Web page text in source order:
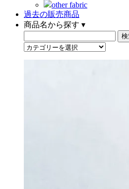
other fabric
過去の販売商品
商品名から探す ▾